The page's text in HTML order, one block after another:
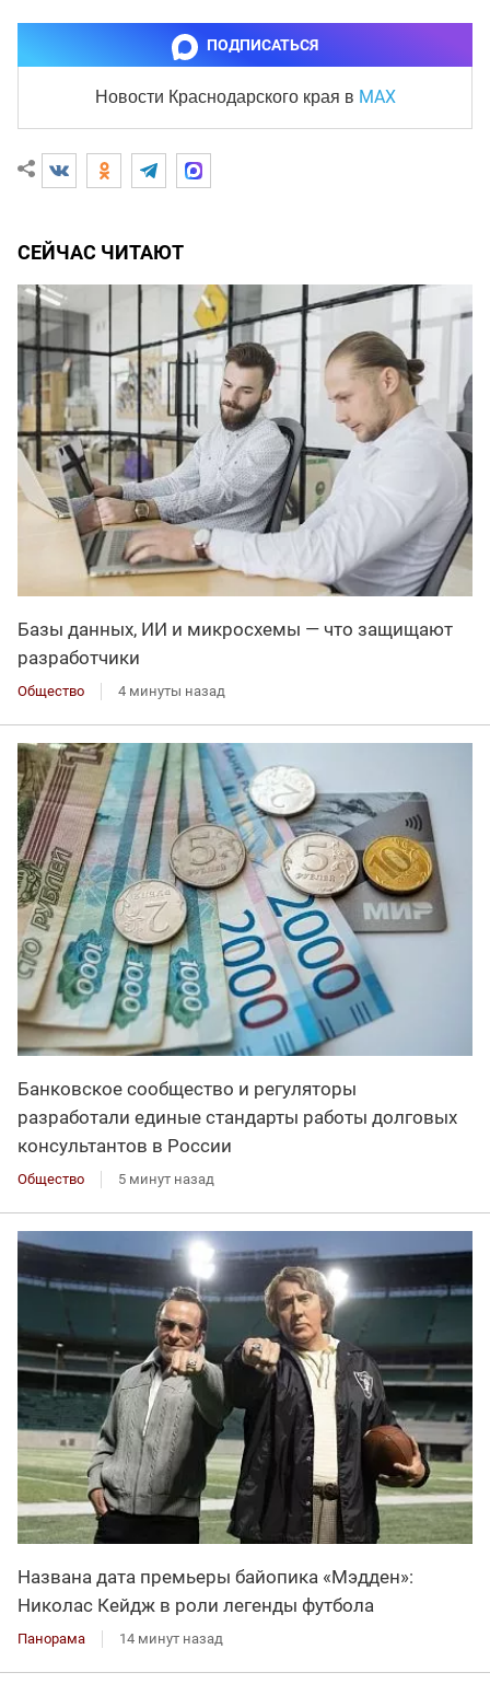
ПОДПИСАТЬСЯ
Новости Краснодарского края в MAX
СЕЙЧАС ЧИТАЮТ
Базы данных, ИИ и микросхемы — что защищают
разработчики
Общество 4 минуты назад
Банковское сообщество и регуляторы
разработали единые стандарты работы долговых
консультантов в России
Общество 5 минут назад
Названа дата премьеры байопика «Мэдден»:
Николас Кейдж в роли легенды футбола
Панорама 14 минут назад